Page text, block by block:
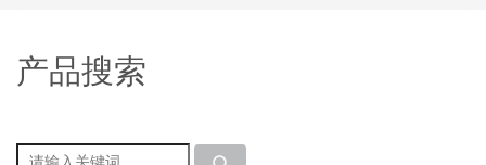
产品搜索